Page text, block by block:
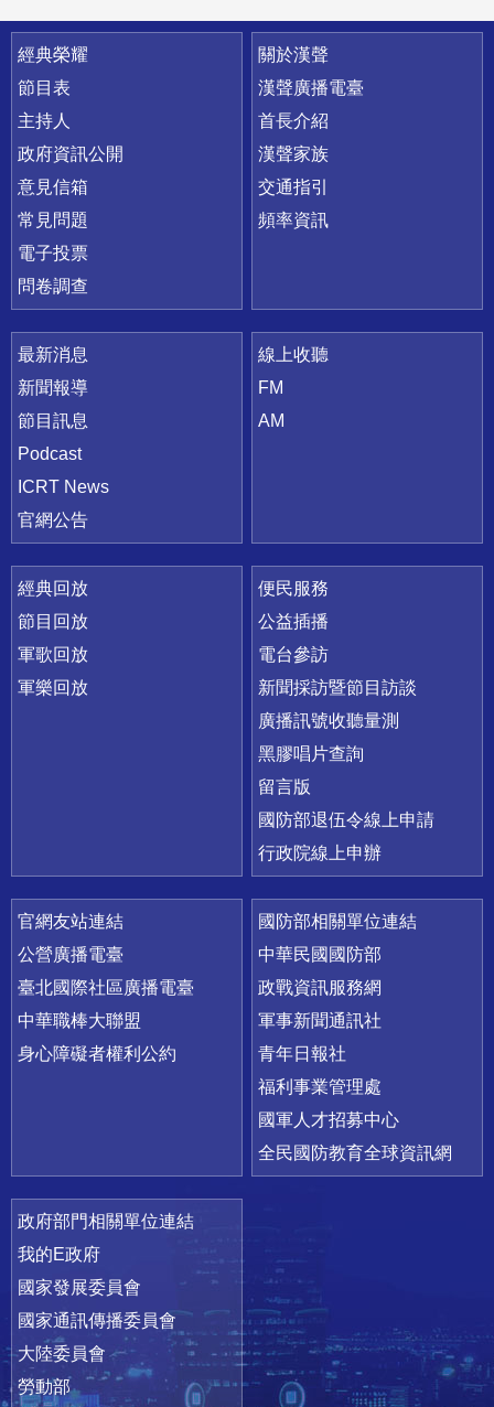
快速連結
經典榮耀
節目表
主持人
政府資訊公開
意見信箱
常見問題
電子投票
問卷調查
關於漢聲
漢聲廣播電臺
首長介紹
漢聲家族
交通指引
頻率資訊
最新消息
新聞報導
節目訊息
Podcast
ICRT News
官網公告
線上收聽
FM
AM
經典回放
節目回放
軍歌回放
軍樂回放
便民服務
公益插播
電台參訪
新聞採訪暨節目訪談
廣播訊號收聽量測
黑膠唱片查詢
留言版
國防部退伍令線上申請
行政院線上申辦
官網友站連結
公營廣播電臺
臺北國際社區廣播電臺
中華職棒大聯盟
身心障礙者權利公約
國防部相關單位連結
中華民國國防部
政戰資訊服務網
軍事新聞通訊社
青年日報社
福利事業管理處
國軍人才招募中心
全民國防教育全球資訊網
政府部門相關單位連結
我的E政府
國家發展委員會
國家通訊傳播委員會
大陸委員會
勞動部